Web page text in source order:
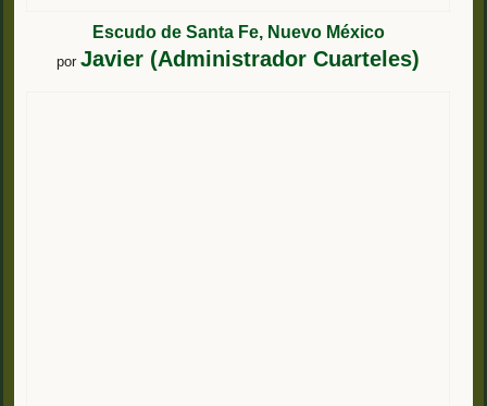
Escudo de Santa Fe, Nuevo México
por Javier (Administrador Cuarteles)